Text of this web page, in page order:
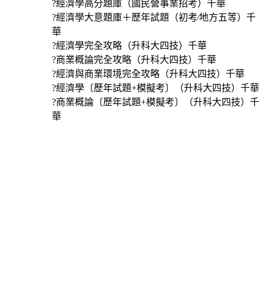
?經濟學高分題庫（國民營事業招考）千華
?經濟學大意題庫＋歷年試題（初考∕地方五等）千
華
?經濟學完全攻略（升科大四技）千華
?商業概論完全攻略（升科大四技）千華
?經濟與商業環境完全攻略（升科大四技）千華
?經濟學〔歷年試題+模擬考〕（升科大四技）千華
?商業概論〔歷年試題+模擬考〕（升科大四技）千
華